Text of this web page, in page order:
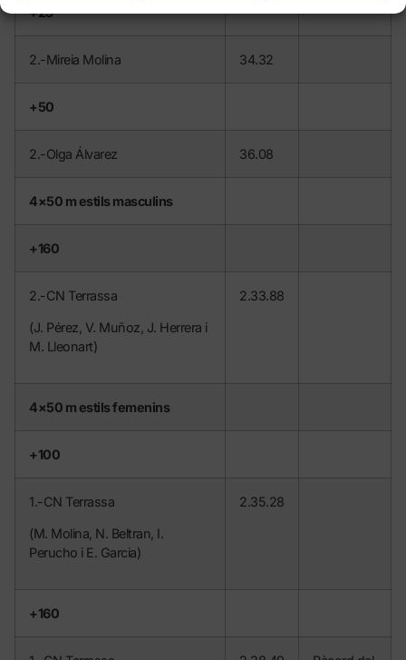
+25
2.-Mireia Molina 34.32
+50
2.-Olga Álvarez 36.08
4×50 m estils masculins
+160
2.-CN Terrassa
(J. Pérez, V. Muñoz, J. Herrera i
M. Lleonart)
2.33.88
4×50 m estils femenins
+100
1.-CN Terrassa
(M. Molina, N. Beltran, I.
Perucho i E. Garcia)
2.35.28
+160